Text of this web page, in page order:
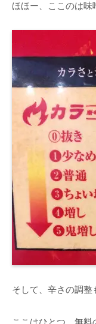
ほほー、ここのは味
そして、辛さの調整